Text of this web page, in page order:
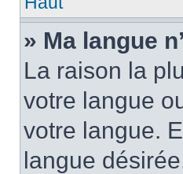
» Ma langue
La raison la
votre langue
votre langue.
langue